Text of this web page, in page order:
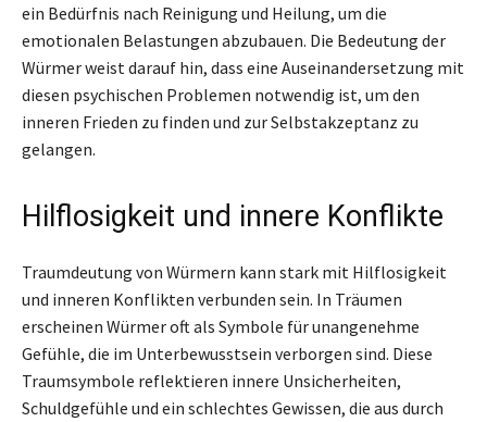
ein Bedürfnis nach Reinigung und Heilung, um die
emotionalen Belastungen abzubauen. Die Bedeutung der
Würmer weist darauf hin, dass eine Auseinandersetzung mit
diesen psychischen Problemen notwendig ist, um den
inneren Frieden zu finden und zur Selbstakzeptanz zu
gelangen.
Hilflosigkeit und innere Konflikte
Traumdeutung von Würmern kann stark mit Hilflosigkeit
und inneren Konflikten verbunden sein. In Träumen
erscheinen Würmer oft als Symbole für unangenehme
Gefühle, die im Unterbewusstsein verborgen sind. Diese
Traumsymbole reflektieren innere Unsicherheiten,
Schuldgefühle und ein schlechtes Gewissen, die aus durch